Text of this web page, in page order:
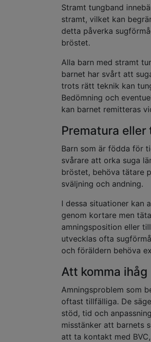
Stramt tungband
stramt, vilket kan
detta påverka
bröstet.
Alla barn med stramt
barnet har svårt att
trots rätt teknik kan
Bedömning och
kan barnet remitteras
Prematura
Barn som är födda för
svårare att orka suga
bröstet, behöva tätare
sväljning och andning.
I dessa situationer kan
genom kortare men
amningsposition eller
utvecklas ofta
och föräldern behöva
Att komma ihåg
Amningsproblem som
oftast tillfälliga. De
stöd, tid och
misstänker att barnets
att ta kontakt med